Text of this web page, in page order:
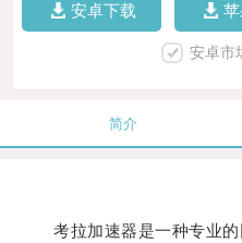
安卓下载
安卓市
简介
考拉加速器是一种专业的